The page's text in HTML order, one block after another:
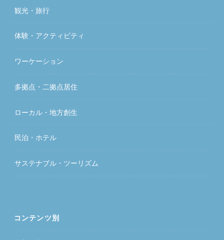
観光・旅行
体験・アクティビティ
ワーケーション
多拠点・二拠点居住
ローカル・地方創生
民泊・ホテル
サステナブル・ツーリズム
コンテンツ別